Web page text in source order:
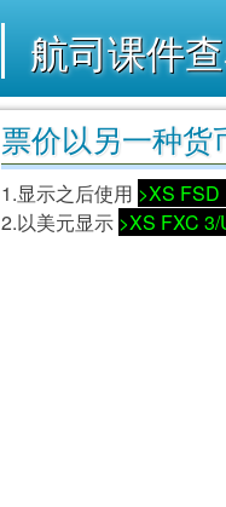
航司课件
票价以另一种货
1.显示之后使用 >XS
2.以美元显示 >XS FXC